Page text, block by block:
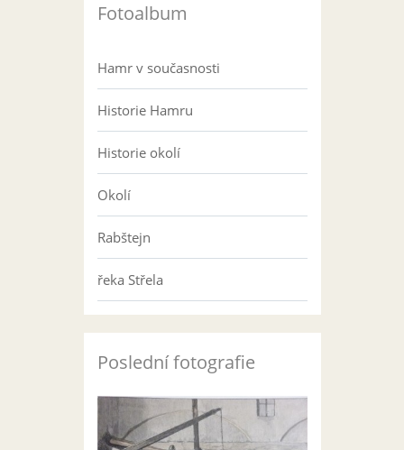
Fotoalbum
Hamr v současnosti
Historie Hamru
Historie okolí
Okolí
Rabštejn
řeka Střela
Poslední fotografie